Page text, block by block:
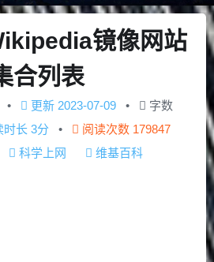
镜像网站
合列表
更新 2023-07-09
字数
时长 3分 阅读次数 179847
科学上网 维基百科